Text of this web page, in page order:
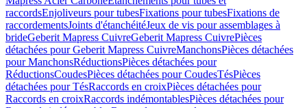
raccordsEnjoliveurs pour tubesFixations pour tubesFixations de
raccordementsJoints d'étanchéitéJeux de vis pour assemblages à
brideGeberit Mapress CuivreGeberit Mapress CuivrePièces
détachées pour Geberit Mapress CuivreManchonsPièces détachées
pour ManchonsRéductionsPièces détachées pour
RéductionsCoudesPièces détachées pour CoudesTésPièces
détachées pour TésRaccords en croixPièces détachées pour
Raccords en croixRaccords indémontablesPièces détachées pour